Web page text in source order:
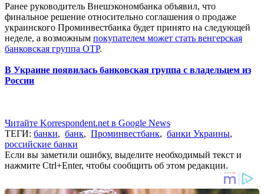
Ранее руководитель Внешэкономбанка объявил, что
финальное решение относительно соглашения о продаже
украинского Проминвестбанка будет принято на следующей
неделе, а возможным покупателем может стать венгерская
банковская группа OTP.
В Украине появилась банковская группа с владельцем из
России
Читайте Korrespondent.net в Google News
ТЕГИ: банки, банк, Проминвестбанк, банки Украины,
российские банки
Если вы заметили ошибку, выделите необходимый текст и
нажмите Ctrl+Enter, чтобы сообщить об этом редакции.